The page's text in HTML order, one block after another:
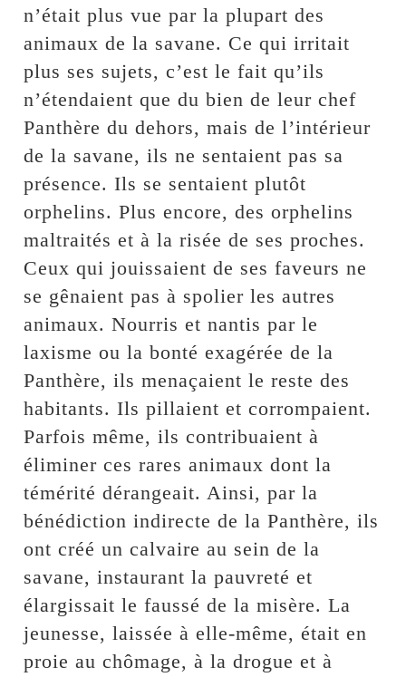
n’était plus vue par la plupart des
animaux de la savane. Ce qui irritait
plus ses sujets, c’est le fait qu’ils
n’étendaient que du bien de leur chef
Panthère du dehors, mais de l’intérieur
de la savane, ils ne sentaient pas sa
présence. Ils se sentaient plutôt
orphelins. Plus encore, des orphelins
maltraités et à la risée de ses proches.
Ceux qui jouissaient de ses faveurs ne
se gênaient pas à spolier les autres
animaux. Nourris et nantis par le
laxisme ou la bonté exagérée de la
Panthère, ils menaçaient le reste des
habitants. Ils pillaient et corrompaient.
Parfois même, ils contribuaient à
éliminer ces rares animaux dont la
témérité dérangeait. Ainsi, par la
bénédiction indirecte de la Panthère, ils
ont créé un calvaire au sein de la
savane, instaurant la pauvreté et
élargissait le faussé de la misère. La
jeunesse, laissée à elle-même, était en
proie au chômage, à la drogue et à